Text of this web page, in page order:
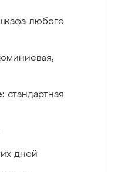
любого
стандартная
дней